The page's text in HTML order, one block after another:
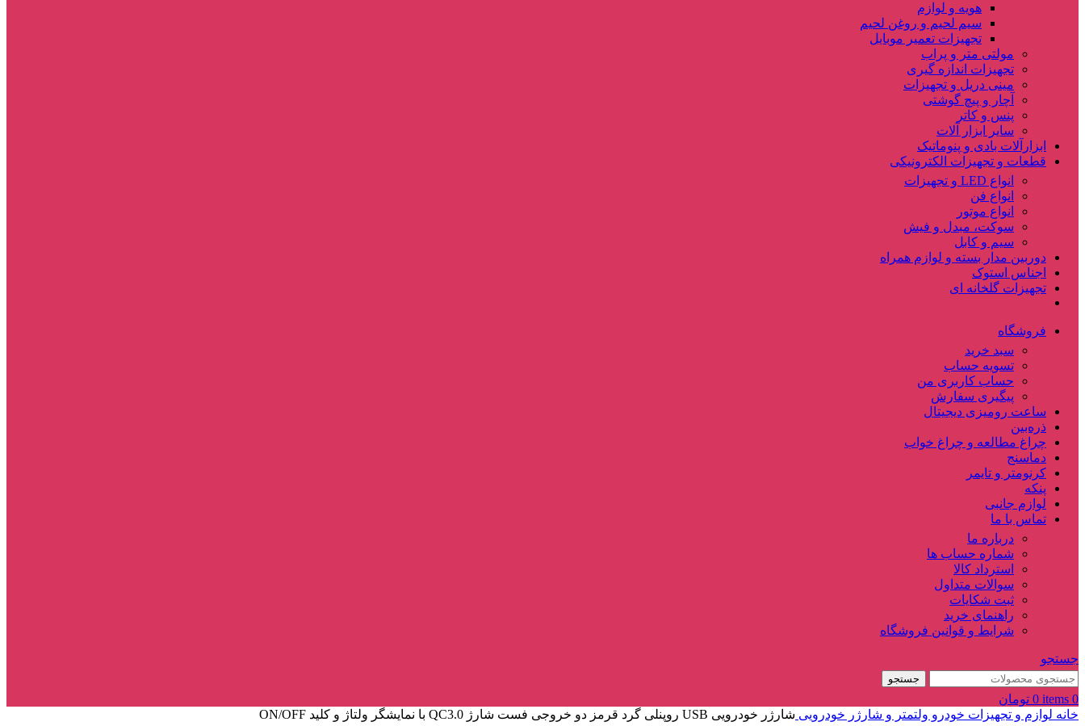
هویه و لوازم
سیم لحیم و روغن لحیم
تجهیزات تعمیر موبایل
مولتی متر و پراب
تجهیزات اندازه گیری
مینی دریل و تجهیزات
آچار و پیچ گوشتی
پنس و کاتر
سایر ابزار آلات
ابزارآلات بادی و پنوماتیک
قطعات و تجهیزات الکترونیکی
انواع LED و تجهیزات
انواع فن
انواع موتور
سوکت، مبدل و فیش
سیم و کابل
دوربین مدار بسته و لوازم همراه
اجناس استوک
تجهیزات گلخانه ای
فروشگاه
سبد خرید
تسویه حساب
حساب کاربری من
پیگیری سفارش
ساعت‌ رومیزی دیجیتال
ذره‌بین‌
چراغ مطالعه و چراغ خواب
دماسنج‌
کرنومتر و تایمر
پنکه
لوازم جانبی
تماس با ما
درباره ما
شماره حساب ها
استرداد کالا
سوالات متداول
ثبت شکایات
راهنمای خرید
شرایط و قوانین فروشگاه
جستجو
جستجو
0
items
0 تومان
خانه لوازم و تجهیزات خودرو ولتمتر و شارژر خودرویی شارژر خودرویی USB روپنلی گرد قرمز دو خروجی فست شارژ QC3.0 با نمایشگر ولتاژ و کلید ON/OFF